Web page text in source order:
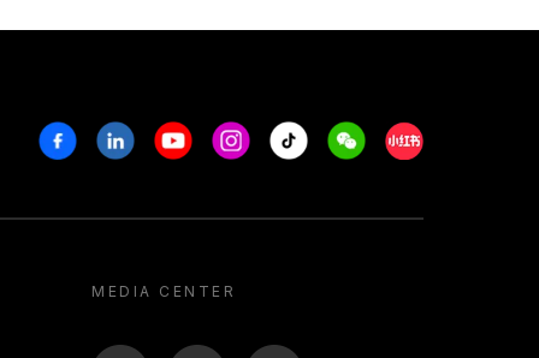
FacebookLinkedinYoutubeInstagram
Tiktok WeechatXiaohongshu/
MEDIA CENTER